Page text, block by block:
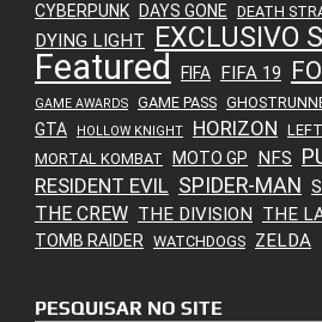
CYBERPUNK DAYS GONE DEATH
DYING LIGHT EXCLUSIVO
Featured FIFA FIFA 19
GAME AWARDS GAME PASS
GTA HOLLOW KNIGHT HORIZON
MORTAL KOMBAT MOTO GP NFS
RESIDENT EVIL SPIDER-MAN
THE CREW THE DIVISION THE
TOMB RAIDER WATCHDOGS ZELDA
PESQUISAR NO SITE